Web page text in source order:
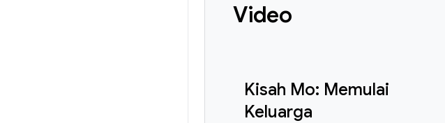
Video
Kisah Mo: Memulai
Keluarga